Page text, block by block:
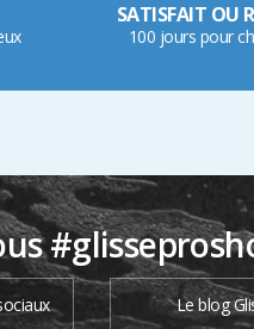
SATISFAIT OU
100 jours pour
Le blog